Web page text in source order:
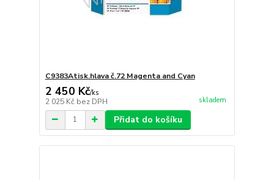
C9383Atisk.hlava č.72 Magenta and Cyan
2 450 Kč/ks
2 025 Kč bez DPH skladem
Přidat do košíku